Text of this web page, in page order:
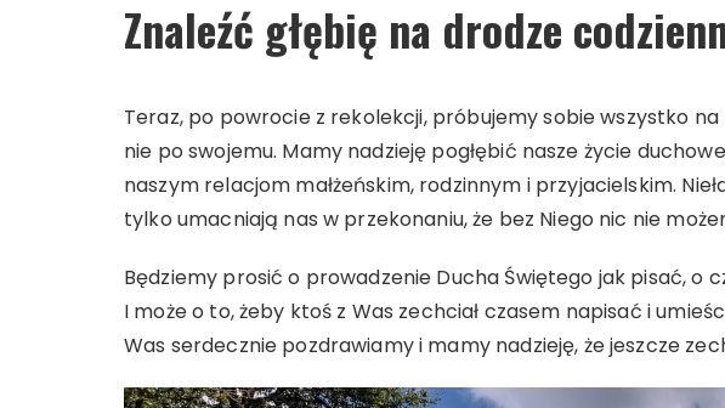
Znaleźć głębię na drodze
Teraz, po powrocie z rekolekcji, próbujemy sobie wszystko na
nie po swojemu. Mamy nadzieję pogłębić nasze życie
naszym relacjom małżeńskim, rodzinnym i przyjacielskim.
tylko umacniają nas w przekonaniu, że bez Niego nic nie
Będziemy prosić o prowadzenie Ducha Świętego jak pisać, o
I może o to, żeby ktoś z Was zechciał czasem napisać i
Was serdecznie pozdrawiamy i mamy nadzieję, że jeszcze